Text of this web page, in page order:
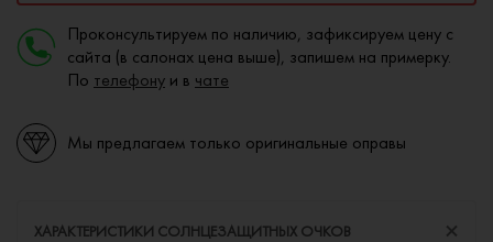
Проконсультируем по наличию, зафиксируем цену с
сайта (в салонах цена выше), запишем на примерку.
По телефону и в чате
Мы предлагаем только оригинальные оправы
ХАРАКТЕРИСТИКИ СОЛНЦЕЗАЩИТНЫХ ОЧКОВ